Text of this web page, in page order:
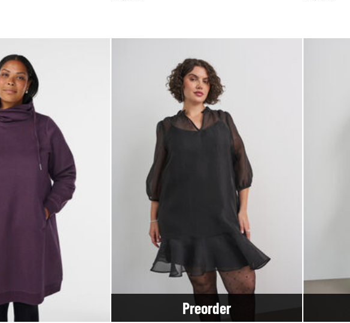
Preorder